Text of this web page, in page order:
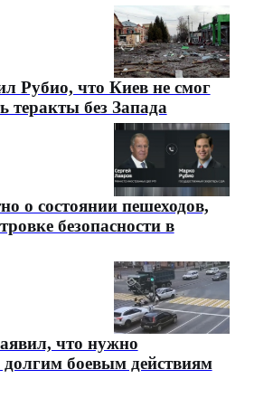
Рубио, что Киев не смог
теракты без Запада
о состоянии пешеходов,
безопасности в
что нужно
долгим боевым действиям